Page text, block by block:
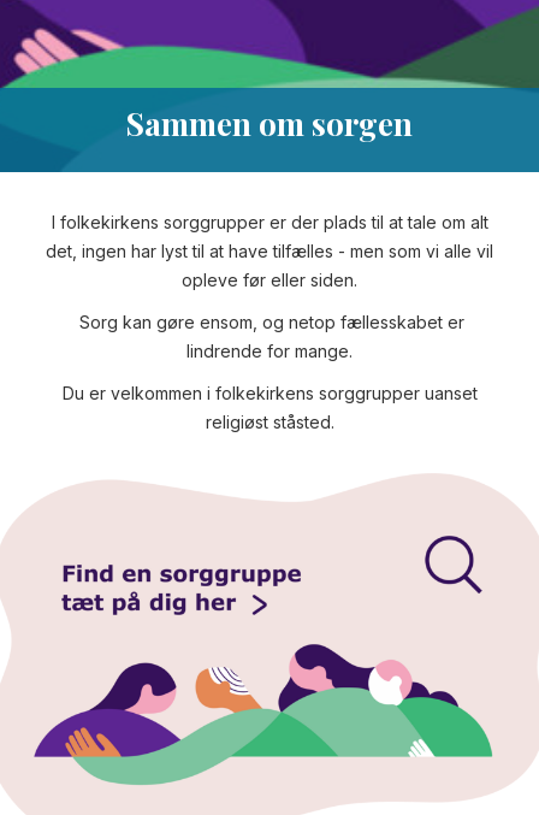
Sammen om sorgen
I folkekirkens sorggrupper er der plads til at tale om alt
det, ingen har lyst til at have tilfælles - men som vi alle vil
opleve før eller siden.
Sorg kan gøre ensom, og netop fællesskabet er
lindrende for mange.
Du er velkommen i folkekirkens sorggrupper uanset
religiøst ståsted.